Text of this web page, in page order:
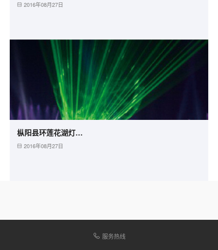
2016年08月27日
枞阳县环莲花湖灯光工程
2016年08月27日
服务热线